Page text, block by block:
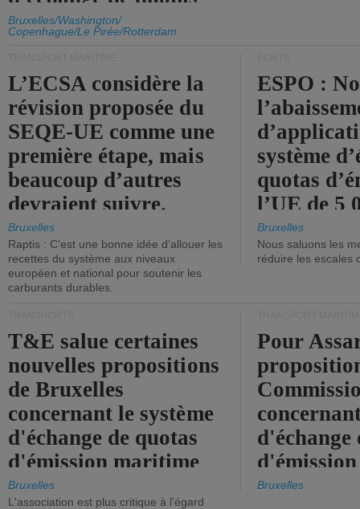
d'émission de l'UE.
Bruxelles/Washington/
Copenhague/Le Pirée/Rotterdam
L’ECSA considère la
révision proposée du
SEQE-UE comme une
première étape, mais
beaucoup d’autres
devraient suivre.
Bruxelles
Raptis : C’est une bonne idée d’allouer les
recettes du système aux niveaux
européen et national pour soutenir les
carburants durables.
ESPO :
système
quotas
l’UE de 5
tonneaux
brute.
Bruxelles
Nous saluons les
réduire les escales
T&E salue certaines
nouvelles propositions
de Bruxelles
concernant le système
d'échange de quotas
d'émission maritime
de l'UE.
Bruxelles
L'association est plus critique à l'égard
Pour
d'échange
timide,
Bruxelles